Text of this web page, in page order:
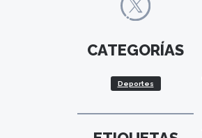
CATEGORÍAS
Deportes